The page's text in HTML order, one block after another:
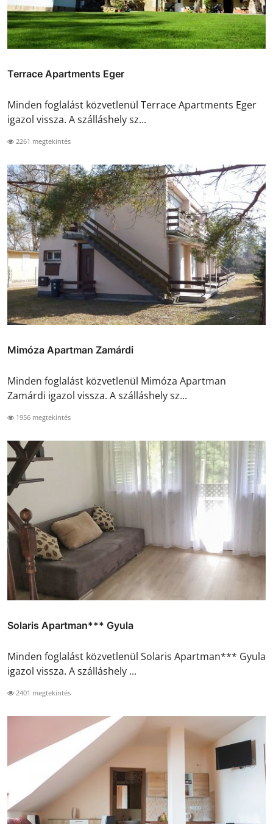
Terrace Apartments Eger
Minden foglalást közvetlenül Terrace Apartments Eger
igazol vissza. A szálláshely sz...
2261 megtekintés
Mimóza Apartman Zamárdi
Minden foglalást közvetlenül Mimóza Apartman
Zamárdi igazol vissza. A szálláshely sz...
1956 megtekintés
Solaris Apartman*** Gyula
Minden foglalást közvetlenül Solaris Apartman*** Gyula
igazol vissza. A szálláshely ...
2401 megtekintés